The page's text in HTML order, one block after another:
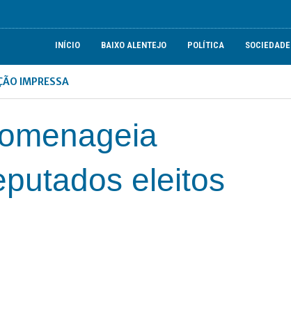
INÍCIO BAIXO ALENTEJO POLÍTICA SOCIEDADE
IMPRESSA
eleitos